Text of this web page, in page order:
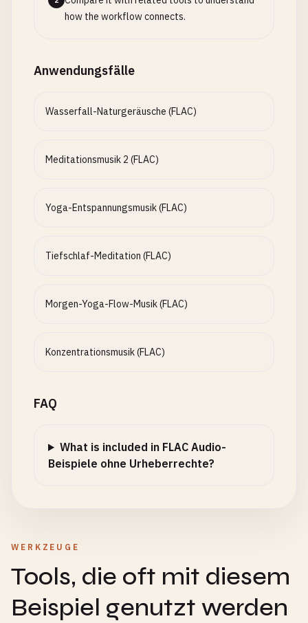
how the workflow connects.
Anwendungsfälle
Wasserfall-Naturgeräusche (FLAC)
Meditationsmusik 2 (FLAC)
Yoga-Entspannungsmusik (FLAC)
Tiefschlaf-Meditation (FLAC)
Morgen-Yoga-Flow-Musik (FLAC)
Konzentrationsmusik (FLAC)
FAQ
What is included in FLAC Audio-
Beispiele ohne Urheberrechte?
WERKZEUGE
Tools, die oft mit diesem
Beispiel genutzt werden